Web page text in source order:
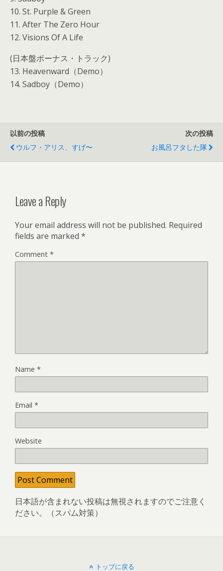
10. St. Purple & Green
11. After The Zero Hour
12. Visions Of A Life
(日本盤ボーナス・トラック)
13. Heavenward（Demo）
14. Sadboy（Demo）
以前の投稿
ウルフ・アリス、すげ〜
次の投稿
お風呂フタした隊
Leave a Reply
Your email address will not be published. Required
fields are marked *
Comment *
Name *
Email *
Website
日本語が含まれない投稿は無視されますのでご注意く
ださい。（スパム対策）
トップに戻る